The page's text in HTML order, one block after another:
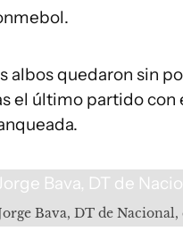
albos quedaron sin
el último partido con
Bava, DT de